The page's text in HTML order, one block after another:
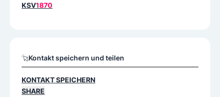
KSV1870
Kontakt speichern und teilen
KONTAKT SPEICHERN
SHARE